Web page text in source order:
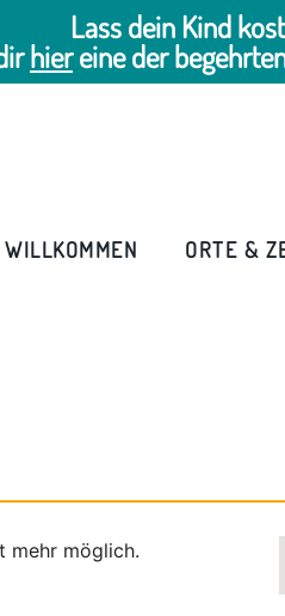
Lass dein Kind
hiereine der
WILLKOMMEN ORTE &
mehr möglich.